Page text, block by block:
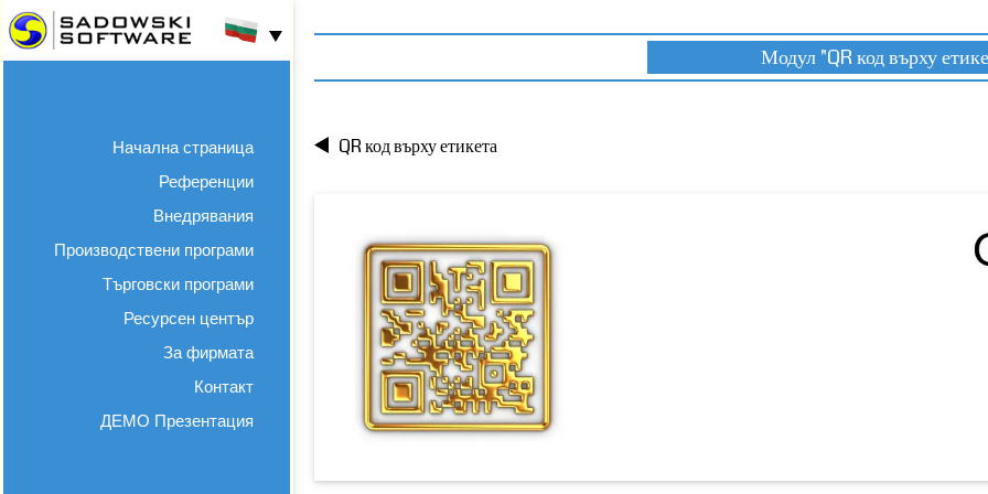
Начална страница
Референции
Внедрявания
Производствени програми
Търговски програми
Ресурсен център
За фирмата
Контакт
ДЕМО Презентация
Модул "QR код върху
QR код върху етикета